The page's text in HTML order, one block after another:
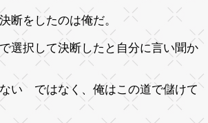
決断をしたのは俺だ。
選択して決断したと自分に言い聞か
い ではなく、俺はこの道で儲けて